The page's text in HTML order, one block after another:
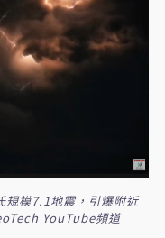
規模7.1地震，引爆附近
YouTube頻道